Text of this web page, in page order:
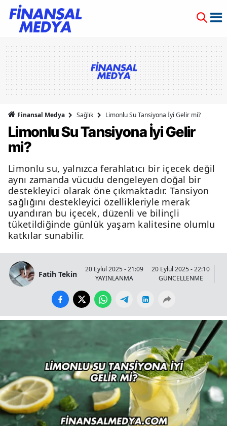
Finansal Medya Sağlık Limonlu Su Tansiyona İyi Gelir mi?
Limonlu Su Tansiyona İyi Gelir
mi?
Limonlu su, yalnızca ferahlatıcı bir içecek değil
aynı zamanda vücudu dengeleyen doğal bir
destekleyici olarak öne çıkmaktadır. Tansiyon
sağlığını destekleyici özellikleriyle merak
uyandıran bu içecek, düzenli ve bilinçli
tüketildiğinde günlük yaşam kalitesine olumlu
katkılar sunabilir.
Fatih Tekin
20 Eylül 2025 - 21:09
YAYINLANMA
20 Eylül 2025 - 22:10
GÜNCELLENME